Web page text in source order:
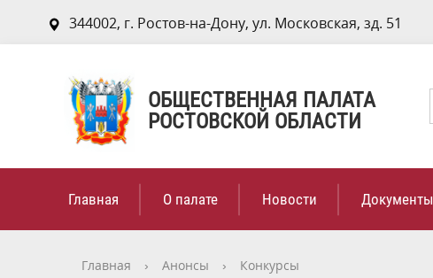
344002, г. Ростов-на-Дону, ул. Московская, зд. 51
ОБЩЕСТВЕННАЯ ПАЛАТА
РОСТОВСКОЙ ОБЛАСТИ
Главная О палате Новости Документы
Главная › Анонсы › Конкурсы